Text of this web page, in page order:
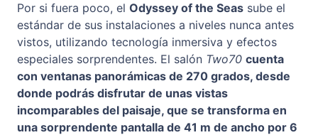
Por si fuera poco, el Odyssey of the Seas sube el
estándar de sus instalaciones a niveles nunca antes
vistos, utilizando tecnología inmersiva y efectos
especiales sorprendentes. El salón Two70 cuenta
con ventanas panorámicas de 270 grados, desde
donde podrás disfrutar de unas vistas
incomparables del paisaje, que se transforma en
una sorprendente pantalla de 41 m de ancho por 6